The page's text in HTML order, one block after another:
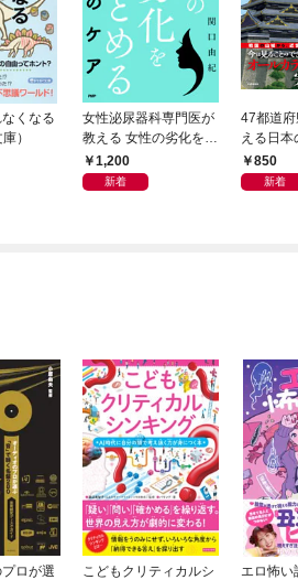
くなる
）
女性泌尿器科専門医が
教える 女性の劣化をく
いとめる ちつのケア
1,200
新着
47都道
える日本
850
新着
ロが選
こどもクリティカルシ
エロ怖い